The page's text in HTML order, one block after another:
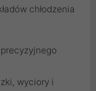
chłodzenia
wyciory i